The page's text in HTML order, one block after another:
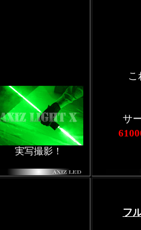
実写撮影！
サ
フ